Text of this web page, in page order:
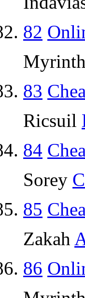
82
83
Ricsuil
84
Sorey
85
Zakah
86